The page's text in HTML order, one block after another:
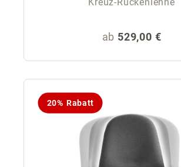
Regulärer Preis:
ab 529,00 €
20% Rabatt